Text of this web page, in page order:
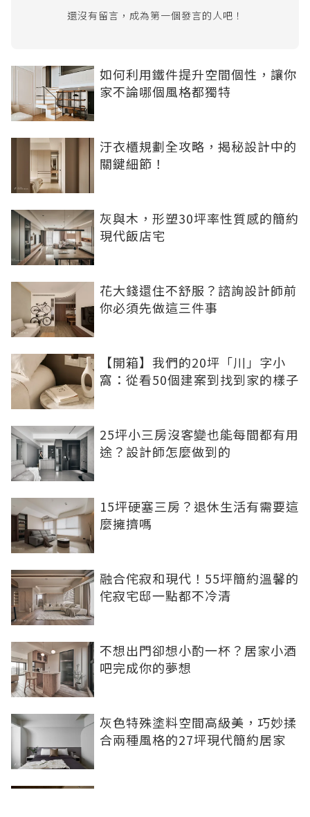
還沒有留言，成為第一個發言的人吧！
如何利用鐵件提升空間個性，讓你
家不論哪個風格都獨特
汙衣櫃規劃全攻略，揭秘設計中的
關鍵細節！
灰與木，形塑30坪率性質感的簡約
現代飯店宅
花大錢還住不舒服？諮詢設計師前
你必須先做這三件事
【開箱】我們的20坪「川」字小
窩：從看50個建案到找到家的樣子
25坪小三房沒客變也能每間都有用
途？設計師怎麼做到的
15坪硬塞三房？退休生活有需要這
麼擁擠嗎
融合侘寂和現代！55坪簡約溫馨的
侘寂宅邸一點都不冷清
不想出門卻想小酌一杯？居家小酒
吧完成你的夢想
灰色特殊塗料空間高級美，巧妙揉
合兩種風格的27坪現代簡約居家